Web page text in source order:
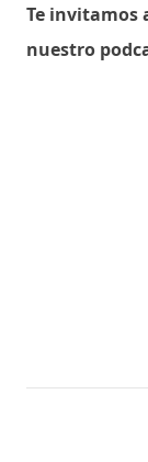
Te invitamos
nuestro